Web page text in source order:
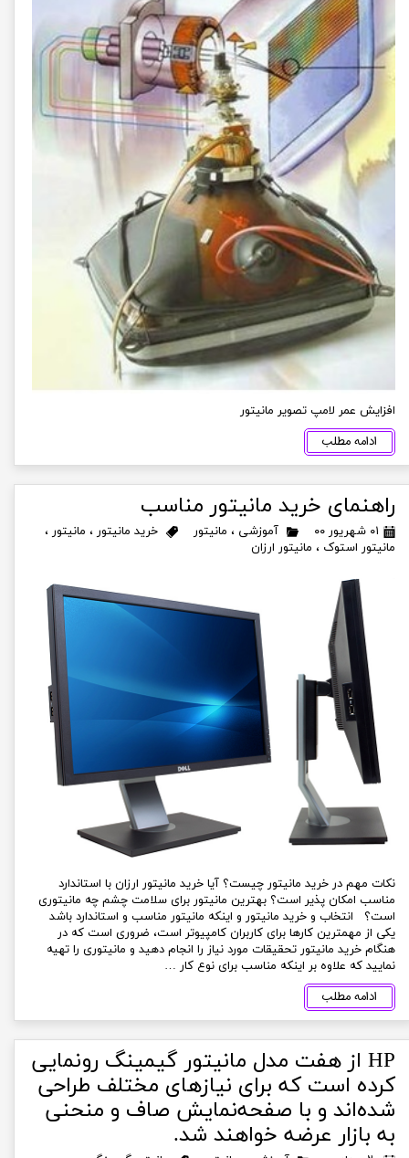
افزایش عمر لامپ تصویر مانیتور
ادامه مطلب
راهنمای خرید مانیتور مناسب
۰۱ شهریور ۰۰ آموزشی ، مانیتور خرید مانیتور ، مانیتور ،
مانیتور استوک ، مانیتور ارزان
نکات مهم در خرید مانیتور چیست؟ آیا خرید مانیتور ارزان با استاندارد
مناسب امکان پذیر است؟ بهترین مانیتور برای سلامت چشم چه مانیتوری
است؟ انتخاب و خرید مانیتور و اینکه مانیتور مناسب و استاندارد باشد
یکی از مهمترین کارها برای کاربران کامپیوتر است، ضروری است که در
هنگام خرید مانیتور تحقیقات مورد نیاز را انجام دهید و مانیتوری را تهیه
نمایید که علاوه بر اینکه مناسب برای نوع کار …
ادامه مطلب
HP از هفت مدل مانیتور گیمینگ رونمایی
کرده است که برای نیازهای مختلف طراحی
شده‌اند و با صفحه‌نمایش صاف و منحنی
به بازار عرضه خواهند شد.